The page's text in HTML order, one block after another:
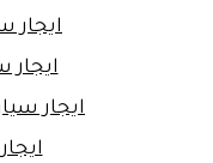
ايجار
ايجار
ايجار